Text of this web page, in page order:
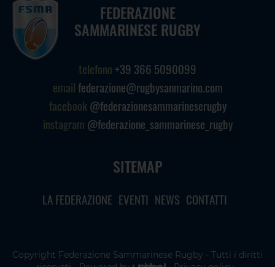
FEDERAZIONE
SAMMARINESE RUGBY
telefono+39 366 5090099
emailfederazione@rugbysanmarino.com
facebook@federazionesammarineserugby
instagram @federazione_sammarinese_rugby
SITEMAP
LA FEDERAZIONE EVENTI NEWS CONTATTI
Copyright Federazione Sammarinese Rugby - Tutti i diritti